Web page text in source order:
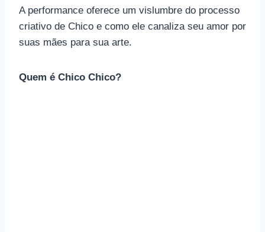
A performance oferece um vislumbre do processo
criativo de Chico e como ele canaliza seu amor por
suas mães para sua arte.
Quem é Chico Chico?